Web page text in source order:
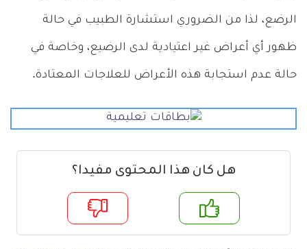
الرضع، لذا من الضروري استشارة الطبيب في حالة
ظهور أي أعراض غير اعتيادية لدى الرضيع، وخاصة في
حالة عدم استجابة هذه الأعراض للعلاجات المعتادة.
هل كان هذا المحتوى مفيدا؟
لا